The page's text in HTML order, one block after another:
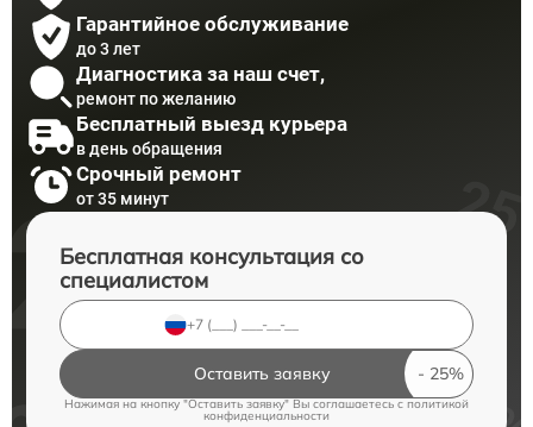
Гарантийное обслуживание
до 3 лет
Диагностика за наш счет,
ремонт по желанию
Бесплатный выезд курьера
в день обращения
Срочный ремонт
от 35 минут
Бесплатная консультация со
специалистом
Оставить заявку
Нажимая на кнопку "Оставить заявку" Вы соглашаетесь cполитикой
конфиденциальности